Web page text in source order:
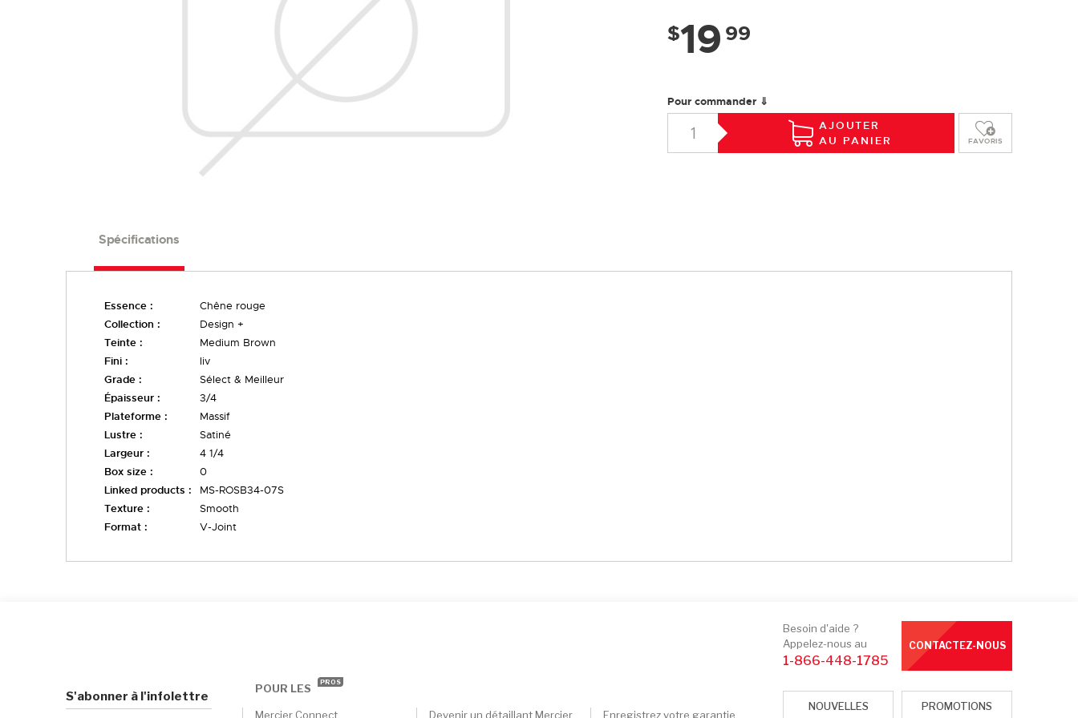
$19 99
Pour commander ⇓
AJOUTER
AU PANIER
FAVORIS
Spécifications
Essence :
Chêne rouge
Collection :
Design +
Teinte :
Medium Brown
Fini :
liv
Grade :
Sélect & Meilleur
Épaisseur :
3/4
Plateforme :
Massif
Lustre :
Satiné
Largeur :
4 1/4
Box size :
0
Linked products :
MS-ROSB34-07S
Texture :
Smooth
Format :
V-Joint
S'abonner à l'infolettre
POUR LES PROS
Mercier Connect Devenir un détaillant Mercier Enregistrez votre garantie
Besoin d'aide ?
Appelez-nous au
1-866-448-1785
CONTACTEZ-NOUS
NOUVELLES PROMOTIONS